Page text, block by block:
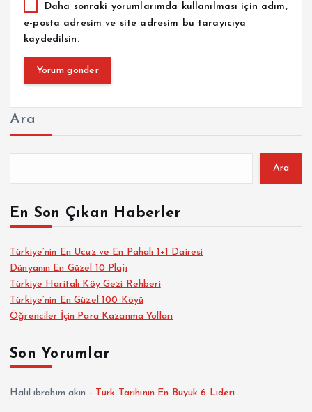
Daha sonraki yorumlarımda kullanılması için adım,
e-posta adresim ve site adresim bu tarayıcıya
kaydedilsin.
Ara
Ara
En Son Çıkan Haberler
Türkiye’nin En Ucuz ve En Pahalı 1+1 Dairesi
Dünyanın En Güzel 10 Plajı
Türkiye Haritalı Köy Gezi Rehberi
Türkiye’nin En Güzel 100 Köyü
Öğrenciler İçin Para Kazanma Yolları
Son Yorumlar
Halil ibrahim akın - Türk Tarihinin En Büyük 6 Lideri